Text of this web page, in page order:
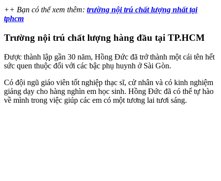
++ Bạn có thể xem thêm: trường nội trú chất lượng nhất tại
tphcm
Trường nội trú chất lượng hàng đầu tại TP.HCM
Được thành lập gần 30 năm, Hồng Đức đã trở thành một cái tên hết
sức quen thuộc đối với các bậc phụ huynh ở Sài Gòn.
Có đội ngũ giáo viên tốt nghiệp thạc sĩ, cử nhân và có kinh nghiệm
giảng dạy cho hàng nghìn em học sinh. Hồng Đức đã có thể tự hào
về mình trong việc giúp các em có một tương lai tươi sáng.